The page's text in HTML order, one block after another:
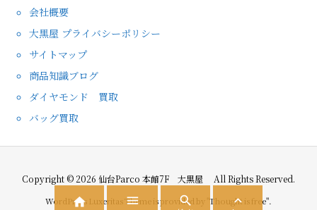
会社概要
大黒屋 プライバシーポリシー
サイトマップ
商品知識ブログ
ダイヤモンド 買取
バッグ買取
Copyright ©2026 仙台Parco 本館7F 大黒屋 All Rights Reserved.
WordPress Luxeritas Theme is provided by " Thought is free".
   